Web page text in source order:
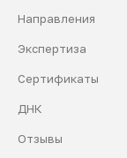
Направления
Экспертиза
Сертификаты
ДНК
Отзывы